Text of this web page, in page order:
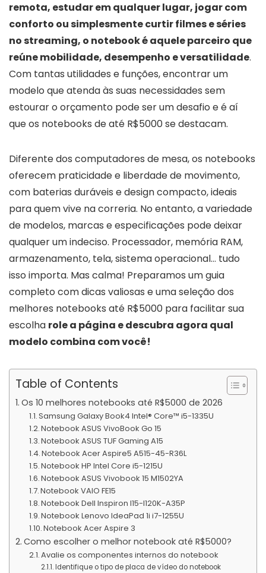
remota, estudar em qualquer lugar, jogar com
conforto ou simplesmente curtir filmes e séries
no streaming, o notebook é aquele parceiro que
reúne mobilidade, desempenho e versatilidade.
Com tantas utilidades e funções, encontrar um
modelo que atenda às suas necessidades sem
estourar o orçamento pode ser um desafio e é aí
que os notebooks de até R$5000 se destacam.
Diferente dos computadores de mesa, os notebooks
oferecem praticidade e liberdade de movimento,
com baterias duráveis e design compacto, ideais
para quem vive na correria. No entanto, a variedade
de modelos, marcas e especificações pode deixar
qualquer um indeciso. Processador, memória RAM,
armazenamento, tela, sistema operacional… tudo
isso importa. Mas calma! Preparamos um guia
completo com dicas valiosas e uma seleção dos
melhores notebooks até R$5000 para facilitar sua
escolha role a página e descubra agora qual
modelo combina com você!
Table of Contents
Os 10 melhores notebooks até R$5000 de 2026
Samsung Galaxy Book4 Intel® Core™ i5-1335U
Notebook ASUS VivoBook Go 15
Notebook ASUS TUF Gaming A15
Notebook Acer Aspire5 A515-45-R36L
Notebook HP Intel Core i5-1215U
Notebook ASUS Vivobook 15 M1502YA
Notebook VAIO FE15
Notebook Dell Inspiron I15-I120K-A35P
Notebook Lenovo IdeaPad 1i i7-1255U
Notebook Acer Aspire 3
Como escolher o melhor notebook até R$5000?
Avalie os componentes internos do notebook
Identifique o tipo de placa de vídeo do notebook